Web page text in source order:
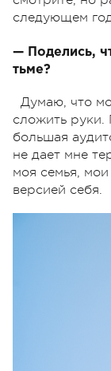
следующем
— Поделись,
тьме?
Думаю, что
сложить руки.
большая
не дает мне
моя семья,
версией себя.